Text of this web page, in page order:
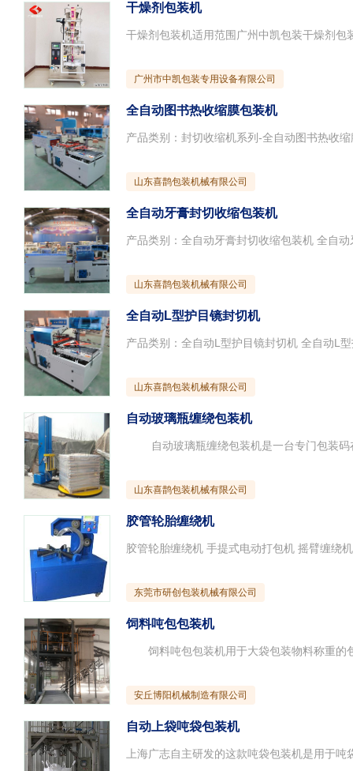
干燥剂包装机
广州市中凯包装专用设备有限公司
全自动图书热收缩膜包装机
山东喜鹊包装机械有限公司
全自动牙膏封切收缩包装机
山东喜鹊包装机械有限公司
全自动L型护目镜封切机
山东喜鹊包装机械有限公司
自动玻璃瓶缠绕包装机
山东喜鹊包装机械有限公司
胶管轮胎缠绕机
东莞市研创包装机械有限公司
饲料吨包包装机
安丘博阳机械制造有限公司
自动上袋吨袋包装机